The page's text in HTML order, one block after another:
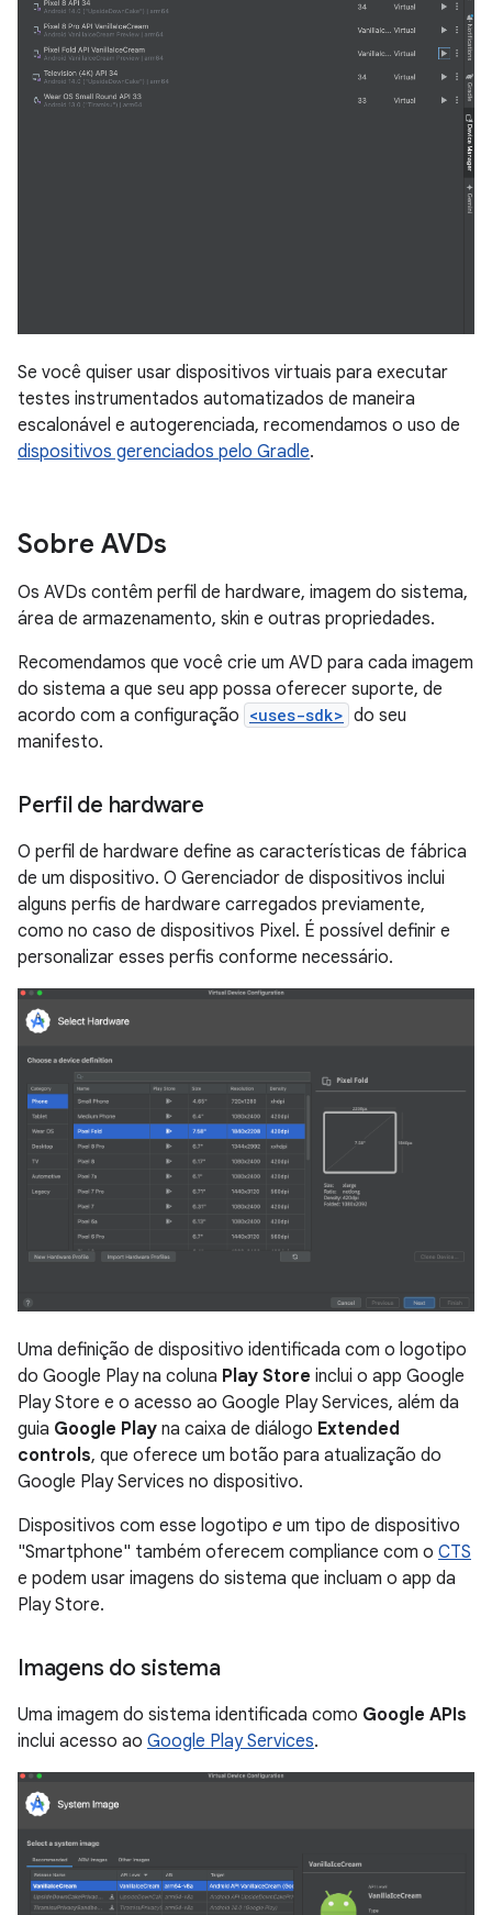
Se você quiser usar dispositivos virtuais para executar
testes instrumentados automatizados de maneira
escalonável e autogerenciada, recomendamos o uso de
dispositivos gerenciados pelo Gradle.
Sobre AVDs
Os AVDs contêm perfil de hardware, imagem do sistema,
área de armazenamento, skin e outras propriedades.
Recomendamos que você crie um AVD para cada imagem
do sistema a que seu app possa oferecer suporte, de
acordo com a configuração <uses-sdk> do seu
manifesto.
Perfil de hardware
O perfil de hardware define as características de fábrica
de um dispositivo. O Gerenciador de dispositivos inclui
alguns perfis de hardware carregados previamente,
como no caso de dispositivos Pixel. É possível definir e
personalizar esses perfis conforme necessário.
Uma definição de dispositivo identificada com o logotipo
do Google Play na coluna Play Store inclui o app Google
Play Store e o acesso ao Google Play Services, além da
guia Google Play na caixa de diálogo Extended
controls, que oferece um botão para atualização do
Google Play Services no dispositivo.
Dispositivos com esse logotipo e um tipo de dispositivo
"Smartphone" também oferecem compliance com o CTS
e podem usar imagens do sistema que incluam o app da
Play Store.
Imagens do sistema
Uma imagem do sistema identificada como Google APIs
inclui acesso ao Google Play Services.